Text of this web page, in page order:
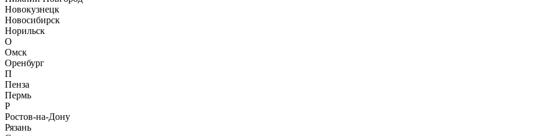
Новокузнецк
Новосибирск
Норильск
О
Омск
Оренбург
П
Пенза
Пермь
Р
Ростов-на-Дону
Рязань